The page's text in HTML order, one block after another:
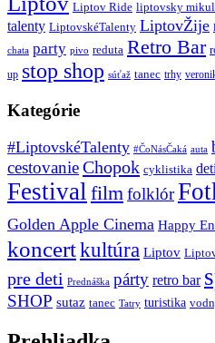
Liptov Ride liptovsky
talenty LiptovskéTalenty LiptovŽije
chata party pivo reduta Retro Bar
up stop shop súťaž tanec trhy
Kategórie
#LiptovskéTalenty #ČoNásČaká auta
cestovanieChopok cyklistika deti
Festival filmfolklór
Golden Apple Cinema Happy
koncertkultúra Liptov
pre deti Prednáška párty retro bar
SHOP sutaz tanec Tatry turistika